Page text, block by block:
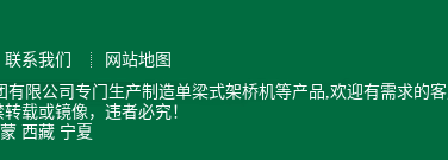
联系我们
网站地图
限公司专门生产制造单梁式架桥机等产品,欢迎有需求的
转载或镜像，违者必究！
西藏 宁夏